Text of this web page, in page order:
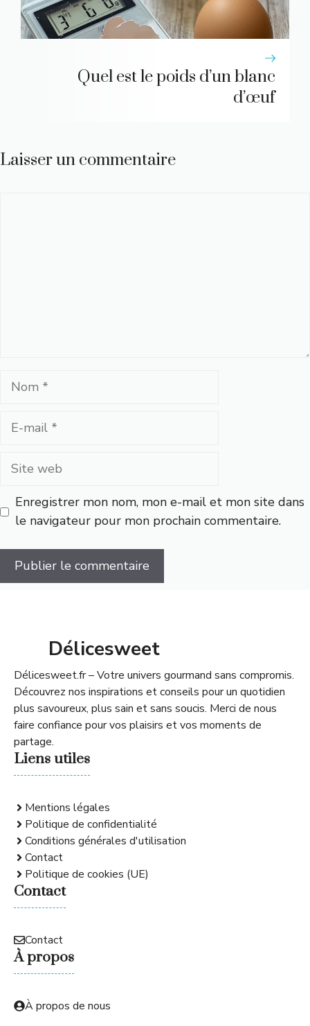
Quel est le poids d’un blanc
d’œuf
Laisser un commentaire
Nom
Site
Enregistrer mon nom, mon e-mail et mon site dans
le navigateur pour mon prochain commentaire.
Délicesweet
Délicesweet.fr – Votre univers gourmand sans compromis.
Découvrez nos inspirations et conseils pour un quotidien
plus savoureux, plus sain et sans soucis. Merci de nous
faire confiance pour vos plaisirs et vos moments de
partage.
Liens utiles
Mentions légales
Politique de confidentialité
Conditions générales d'utilisation
Contact
Politique de cookies (UE)
Contact
Contact
À propos
À propos de nous